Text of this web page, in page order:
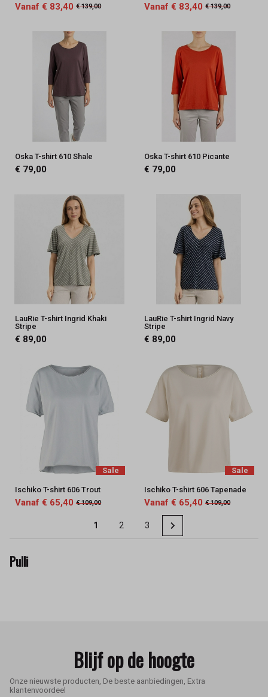
Vanaf € 83,40 € 139,00 Vanaf € 83,40 € 139,00
Oska T-shirt 610 Shale
€ 79,00
Oska T-shirt 610 Picante
€ 79,00
LauRie T-shirt Ingrid Khaki
Stripe
€ 89,00
LauRie T-shirt Ingrid Navy
Stripe
€ 89,00
Sale
Ischiko T-shirt 606 Trout
Vanaf € 65,40 € 109,00
Sale
Ischiko T-shirt 606 Tapenade
Vanaf € 65,40 € 109,00
1 2 3
Pulli
Blijf op de hoogte
Onze nieuwste producten, De beste aanbiedingen, Extra
klantenvoordeel